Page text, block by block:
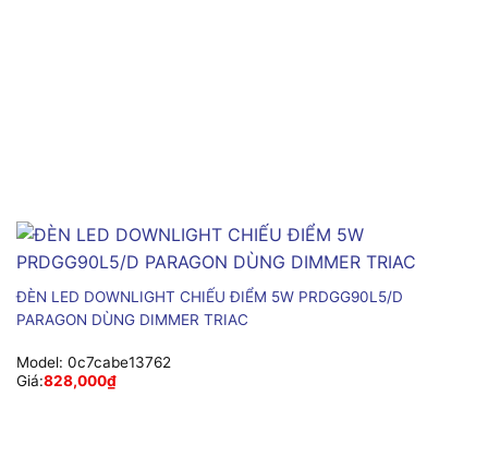
ĐÈN LED DOWNLIGHT CHIẾU ĐIỂM 5W PRDGG90L5/D
PARAGON DÙNG DIMMER TRIAC
Model: 0c7cabe13762
Giá:828,000₫